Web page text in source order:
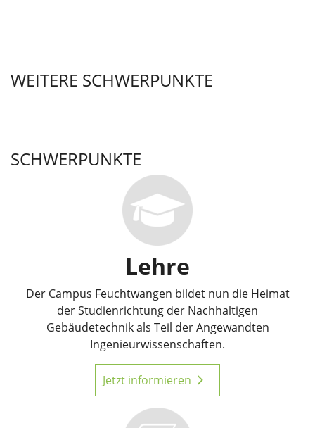
WEITERE SCHWERPUNKTE
SCHWERPUNKTE
Lehre
Der Campus Feuchtwangen bildet nun die Heimat
der Studienrichtung der Nachhaltigen
Gebäudetechnik als Teil der Angewandten
Ingenieurwissenschaften.
Jetzt informieren